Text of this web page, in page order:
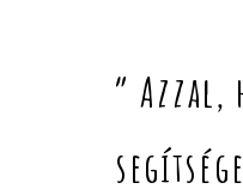
” Azzal,